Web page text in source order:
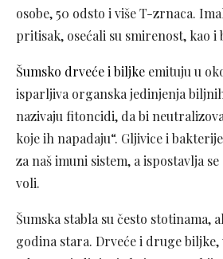
osobe, 50 odsto i više T-zrnaca.
pritisak, osećali su smirenost, kao
Šumsko drveće i biljke emituju u
isparljiva organska jedinjenja
nazivaju fitoncidi, da bi
koje ih napadaju“. Gljivice i
za naš imuni sistem, a ispostavlja
voli.
Šumska stabla su često stotinama,
godina stara. Drveće i druge biljke,